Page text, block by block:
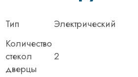
Тип
Электрический
Количество
стекол
дверцы
2